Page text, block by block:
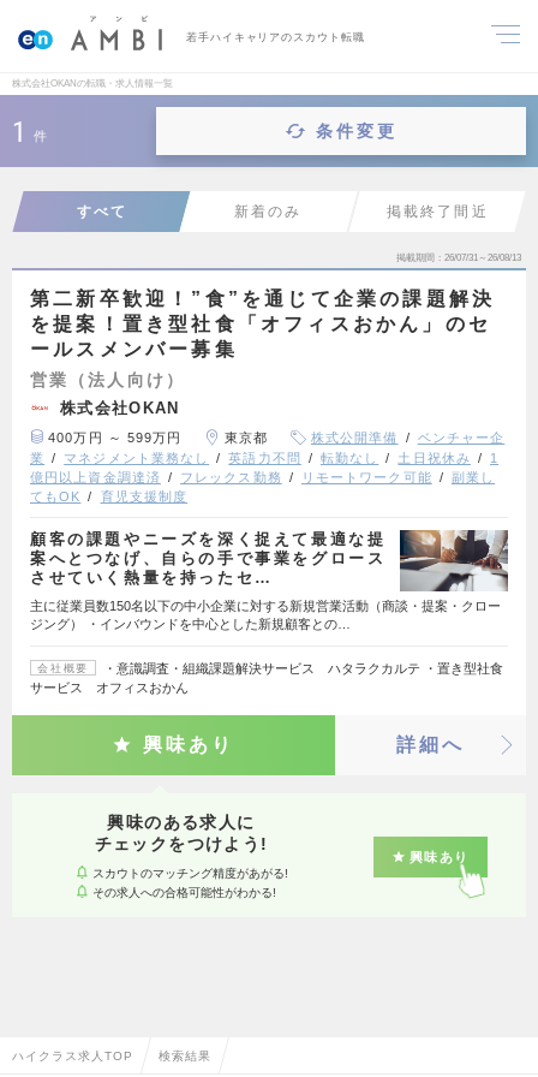
若手ハイキャリアのスカウト転職
株式会社OKANの転職・求人情報一覧
1 件 条件変更
すべて 新着のみ 掲載終了間近
掲載期間 26/07/31～26/08/13
第二新卒歓迎！”食”を通じて企業の課題解決
を提案！置き型社食「オフィスおかん」のセ
ールスメンバー募集
営業（法人向け）
株式会社OKAN
400万円 ～ 599万円 東京都 株式公開準備
ベンチャー企
業
マネジメント業務なし 英語力不問 転勤なし 土日祝休み
1
億円以上資金調達済
フレックス勤務 リモートワーク可能
副業し
てもOK
育児支援制度
顧客の課題やニーズを深く捉えて最適な提
案へとつなげ、自らの手で事業をグロース
させていく熱量を持ったセ…
主に従業員数150名以下の中小企業に対する新規営業活動（商談・提案・クロー
ジング） ・インバウンドを中心とした新規顧客との…
会社概要
・意識調査・組織課題解決サービス ハタラクカルテ ・置き型社食
サービス オフィスおかん
興味あり 詳細へ
興味のある求人に
チェックをつけよう!
スカウトのマッチング精度があがる!
その求人への合格可能性がわかる!
興味あり
ハイクラス求人TOP 検索結果